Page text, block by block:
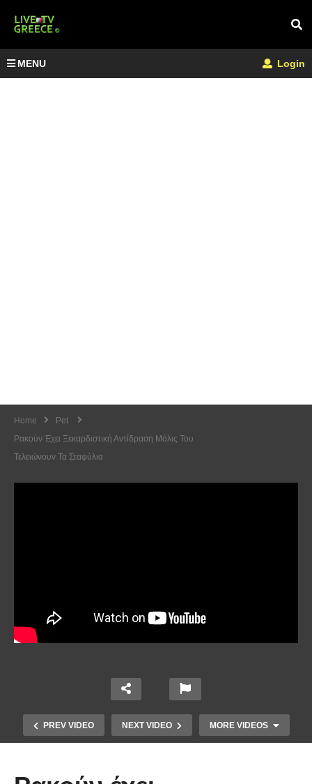
MENU Login
Home
Pet
Ρακούν Έχει Ξεκαρδιστική Αντίδραση Μόλις Του
Τελειώνουν Τα Σταφύλια
PREV VIDEO NEXT VIDEO MORE VIDEOS